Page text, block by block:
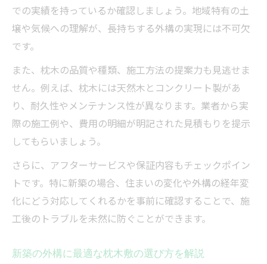
での実績を持っているか確認しましょう。地域特有の土
壌や気候への理解が、長持ちする外構の実現には不可欠
です。
また、枕木の品質や種類、施工方法の提案力も見逃せま
せん。例えば、枕木には天然木とコンクリート製があ
り、耐久性やメンテナンス性が異なります。業者から実
際の施工例や、費用の明細が明記された見積もりを提示
してもらいましょう。
さらに、アフターサービスや保証内容もチェックポイン
トです。特に新築の場合、住まいの変化や外構の経年変
化にどう対応してくれるかを事前に確認することで、施
工後のトラブルを未然に防ぐことができます。
新築の外構に最適な枕木敷の選び方を解説